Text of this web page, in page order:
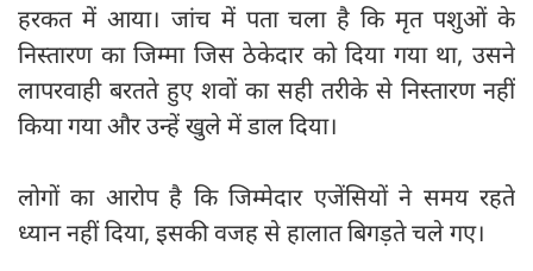
हरकत में आया। जांच में पता चला है कि मृत पशुओं के
निस्तारण का जिम्मा जिस ठेकेदार को दिया गया था, उसने
लापरवाही बरतते हुए शवों का सही तरीके से निस्तारण नहीं
किया गया और उन्हें खुले में डाल दिया।
लोगों का आरोप है कि जिम्मेदार एजेंसियों ने समय रहते
ध्यान नहीं दिया, इसकी वजह से हालात बिगड़ते चले गए।